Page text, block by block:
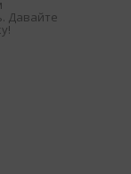
Давайте